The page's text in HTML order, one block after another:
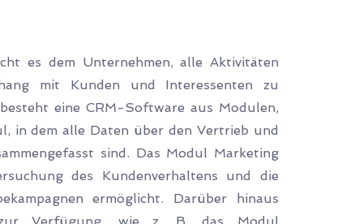
es dem Unternehmen, alle Aktivitäten
mit Kunden und Interessenten zu
eine CRM-Software aus Modulen,
in dem alle Daten über den Vertrieb und
sind. Das Modul Marketing
des Kundenverhaltens und die
ermöglicht. Darüber hinaus